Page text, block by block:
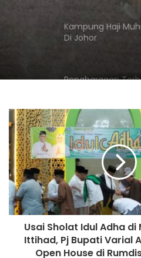
Kampung Haji
Di Johor
Penghargaan
Trend Kecantikan
19M
Doa-doa Islam
Mistisme Batak
Zabaj “Raja
Usai Sholat Idul Adha di
Ittihad, Pj Bupati Varial
Open House di